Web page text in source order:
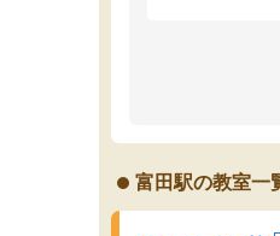
富田駅の教室一